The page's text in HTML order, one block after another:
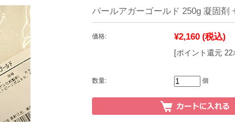
パールアガーゴールド 250g 凝固剤
価格: ¥2,160 (税込)
[ポイント還元 22
数量: 個